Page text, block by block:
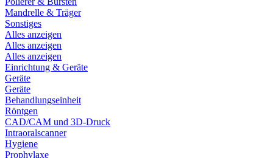
Mandrelle & Träger
Sonstiges
Alles anzeigen
Alles anzeigen
Alles anzeigen
Einrichtung & Geräte
Geräte
Geräte
Behandlungseinheit
Röntgen
CAD/CAM und 3D-Druck
Intraoralscanner
Hygiene
Prophylaxe